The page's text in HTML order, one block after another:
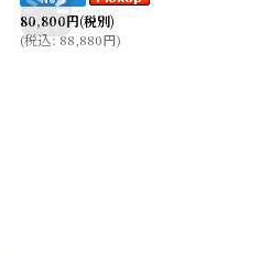
80,800円(税別)
(税込:88,880円)